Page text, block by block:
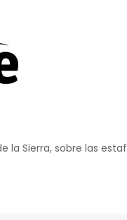
la Sierra, sobre las